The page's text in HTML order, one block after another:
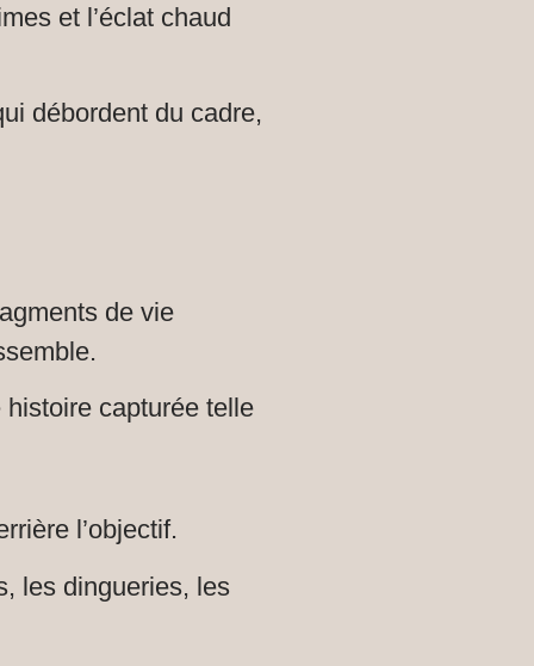
et l’éclat chaud
débordent du cadre,
de vie
capturée telle
l’objectif.
les dingueries, les